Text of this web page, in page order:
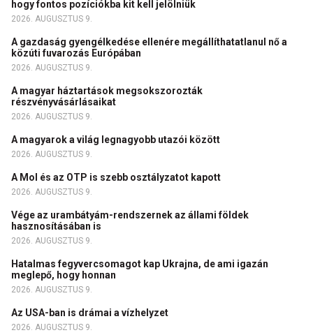
hogy fontos pozíciókba kit kell jelölniük
2026. AUGUSZTUS 9.
A gazdaság gyengélkedése ellenére megállíthatatlanul nő a
közúti fuvarozás Európában
2026. AUGUSZTUS 9.
A magyar háztartások megsokszorozták
részvényvásárlásaikat
2026. AUGUSZTUS 9.
A magyarok a világ legnagyobb utazói között
2026. AUGUSZTUS 9.
A Mol és az OTP is szebb osztályzatot kapott
2026. AUGUSZTUS 9.
Vége az urambátyám-rendszernek az állami földek
hasznosításában is
2026. AUGUSZTUS 9.
Hatalmas fegyvercsomagot kap Ukrajna, de ami igazán
meglepő, hogy honnan
2026. AUGUSZTUS 9.
Az USA-ban is drámai a vízhelyzet
2026. AUGUSZTUS 9.